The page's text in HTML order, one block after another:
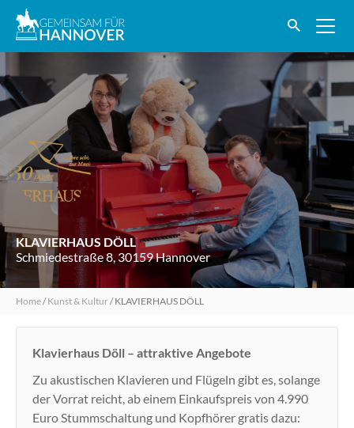
KLAVIERHAUS DÖLL
Schmiedestraße 8, 30159 Hannover
Home/Kunst & Kultur/KLAVIERHAUS DÖLL
Klavierhaus Döll – attraktive Angebote
Zu akustischen Klavieren und Flügeln gibt es, solange
der Vorrat reicht, ab einem Einkaufspreis von 4.990
Euro Stummschaltung und Kopfhörer gratis dazu: